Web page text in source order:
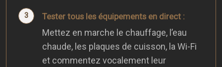
Tester tous les équipements en direct :
Mettez en marche le chauffage, l’eau
chaude, les plaques de cuisson, la Wi-Fi
et commentez vocalement leur